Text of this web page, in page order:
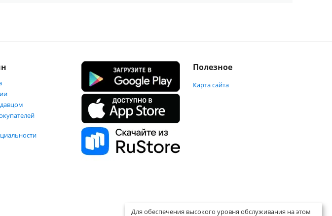
Полезное
Карта сайта
Для обеспечения высокого уровня обслуживания на этом